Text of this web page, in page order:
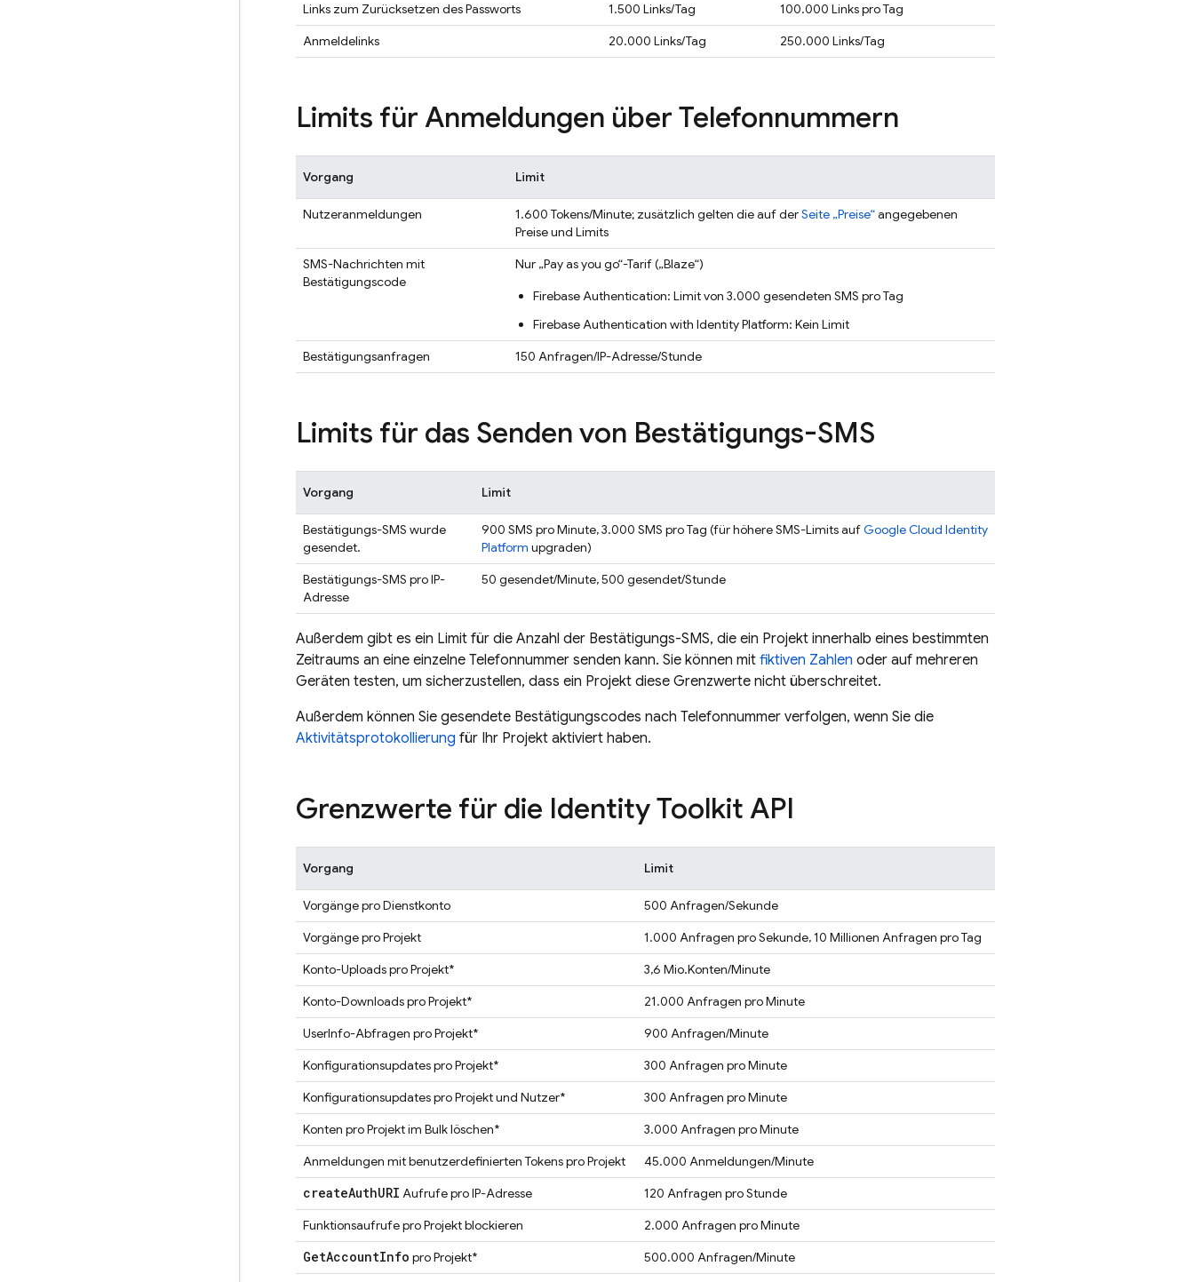
Links zum Zurücksetzen des Passworts
1.500 Links/Tag
100.000 Links pro Tag
Anmeldelinks
20.000 Links/Tag 250.000 Links/Tag
Limits für Anmeldungen über Telefonnummern
Vorgang Limit
Nutzeranmeldungen 1.600 Tokens/Minute; zusätzlich gelten die auf derSeite „Preise“angegebenen
Preise und Limits
SMS-Nachrichten mit
Bestätigungscode
Nur „Pay as you go“-Tarif („Blaze“)
Firebase Authentication: Limit von 3.000 gesendeten SMS pro Tag
Firebase Authentication with Identity Platform: Kein Limit
Bestätigungsanfragen
150 Anfragen/IP-Adresse/Stunde
Limits für das Senden von Bestätigungs-SMS
Vorgang Limit
Bestätigungs-SMS wurde
gesendet.
900 SMS pro Minute, 3.000 SMS pro Tag (für höhere SMS-Limits aufGoogle Cloud Identity
Platform upgraden)
Bestätigungs-SMS pro IP-
Adresse
50 gesendet/Minute, 500 gesendet/Stunde
Außerdem gibt es ein Limit für die Anzahl der Bestätigungs-SMS, die ein Projekt innerhalb eines bestimmten
Zeitraums an eine einzelne Telefonnummer senden kann. Sie können mit fiktiven Zahlen oder auf mehreren
Geräten testen, um sicherzustellen, dass ein Projekt diese Grenzwerte nicht überschreitet.
Außerdem können Sie gesendete Bestätigungscodes nach Telefonnummer verfolgen, wenn Sie die
Aktivitätsprotokollierung für Ihr Projekt aktiviert haben.
Grenzwerte für die Identity Toolkit API
Vorgang Limit
Vorgänge pro Dienstkonto
500 Anfragen/Sekunde
Vorgänge pro Projekt
1.000 Anfragen pro Sekunde, 10 Millionen Anfragen pro Tag
Konto-Uploads pro Projekt*
3,6 Mio.Konten/Minute
Konto-Downloads pro Projekt*
21.000 Anfragen pro Minute
UserInfo-Abfragen pro Projekt*
900 Anfragen/Minute
Konfigurationsupdates pro Projekt*
300 Anfragen pro Minute
Konfigurationsupdates pro Projekt und Nutzer*
300 Anfragen pro Minute
Konten pro Projekt im Bulk löschen*
3.000 Anfragen pro Minute
Anmeldungen mit benutzerdefinierten Tokens pro Projekt
45.000 Anmeldungen/Minute
createAuthURI Aufrufe pro IP-Adresse
120 Anfragen pro Stunde
Funktionsaufrufe pro Projekt blockieren
2.000 Anfragen pro Minute
GetAccountInfo pro Projekt* 500.000 Anfragen/Minute